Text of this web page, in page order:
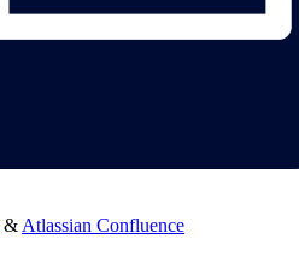
& Atlassian Confluence